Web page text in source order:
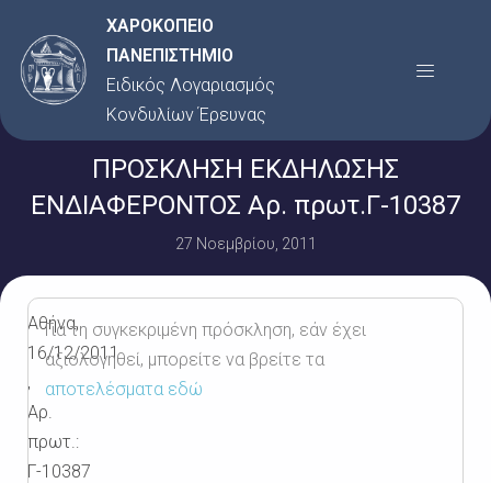
στο
περιεχόμενο
ΧΑΡΟΚΟΠΕΙΟ
ΠΑΝΕΠΙΣΤΗΜΙΟ
Ειδικός Λογαριασμός
Κονδυλίων Έρευνας
Menu
ΠΡΟΣΚΛΗΣΗ ΕΚΔΗΛΩΣΗΣ
ΕΝΔΙΑΦΕΡΟΝΤΟΣ Αρ. πρωτ.Γ-10387
27 Νοεμβρίου, 2011
Αθήνα,
16/12/2011
,
Αρ.
πρωτ.:
Γ-10387
Για τη συγκεκριμένη πρόσκληση, εάν έχει
αξιολογηθεί, μπορείτε να βρείτε τα
αποτελέσματα εδώ